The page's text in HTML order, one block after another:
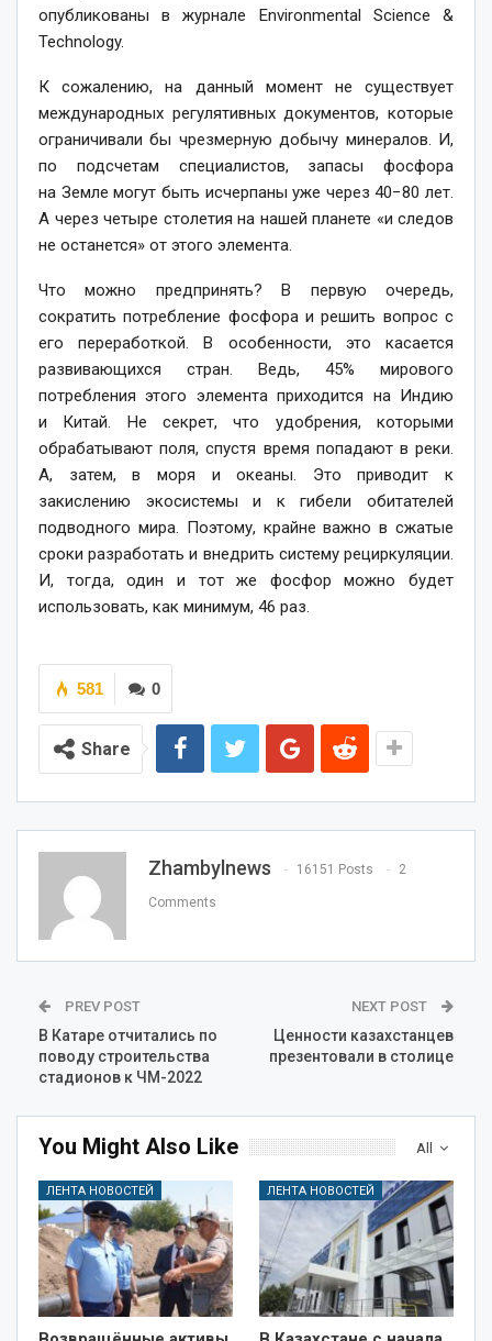
опубликованы в журнале Environmental Science &
Technology.
К сожалению, на данный момент не существует
международных регулятивных документов, которые
ограничивали бы чрезмерную добычу минералов. И,
по подсчетам специалистов, запасы фосфора
на Земле могут быть исчерпаны уже через 40−80 лет.
А через четыре столетия на нашей планете «и следов
не останется» от этого элемента.
Что можно предпринять? В первую очередь,
сократить потребление фосфора и решить вопрос с
его переработкой. В особенности, это касается
развивающихся стран. Ведь, 45% мирового
потребления этого элемента приходится на Индию
и Китай. Не секрет, что удобрения, которыми
обрабатывают поля, спустя время попадают в реки.
А, затем, в моря и океаны. Это приводит к
закислению экосистемы и к гибели обитателей
подводного мира. Поэтому, крайне важно в сжатые
сроки разработать и внедрить систему рециркуляции.
И, тогда, один и тот же фосфор можно будет
использовать, как минимум, 46 раз.
0
581
Share
Zhambylnews 16151 Posts 2
Comments
PREV POST
В Катаре отчитались по
поводу строительства
стадионов к ЧМ-2022
NEXT POST
Ценности казахстанцев
презентовали в столице
All
You Might Also Like
ЛЕНТА НОВОСТЕЙ ЛЕНТА НОВОСТЕЙ